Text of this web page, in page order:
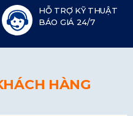
HỖ TRỢ KỸ THUẬT
BÁO GIÁ 24/7
HÀNG